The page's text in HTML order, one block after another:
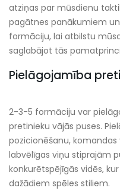
atziņas par mūsdienu
pagātnes panākumiem
formāciju, lai atbilstu
saglabājot tās
Pielāgojamība
2-3-5 formāciju var
pretinieku vājās puses.
pozicionēšanu,
labvēlīgas viņu stiprajām
konkurētspējīgās vidēs,
dažādiem spēles stiliem.